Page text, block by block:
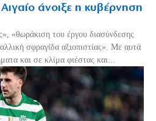
άνοιξε η κυβέρνηση
«θωράκιση του έργου διασύνδεσης
σφραγίδα αξιοπιστίας». Με αυτά
και σε κλίμα φιέστας και...